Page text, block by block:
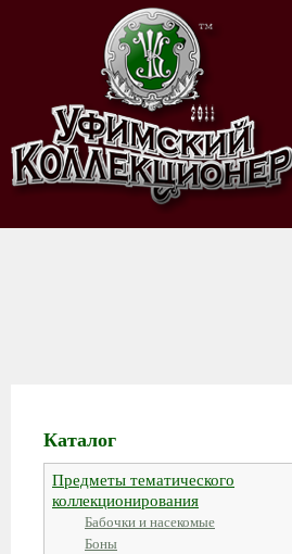
Каталог
Предметы тематического
коллекционирования
Бабочки и насекомые
Боны